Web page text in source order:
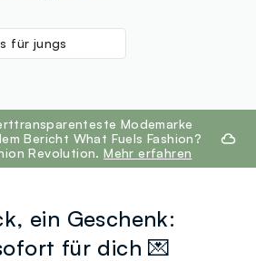
für jungs
Modemarke
Bericht What Fuels Fashion?
Revolution.Mehr erfahren
ein Geschenk:
für dich 💌